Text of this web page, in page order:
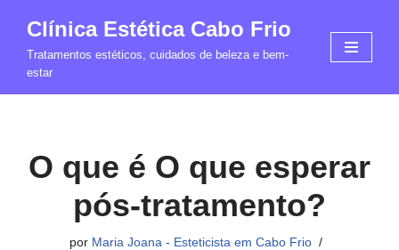
Pular
para
Clínica Estética Cabo Frio
Tratamentos estéticos, cuidados de beleza e bem-
estar
O que é O que esperar
pós-tratamento?
por Maria Joana - Esteticista em Cabo Frio